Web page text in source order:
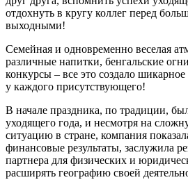
отдохнуть в кругу коллег перед
выходными!
Семейная и одновременно веселая
различные напитки, бенгальские
конкурсы – все это создало
у каждого присутствующего!
В начале праздника, по традиции,
уходящего года, и несмотря на
ситуацию в стране, компания
финансовые результаты, заслужила
партнера для физических и
расширять географию своей